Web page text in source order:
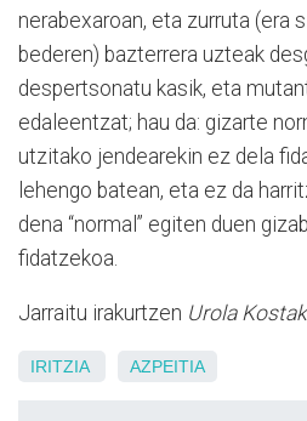
nerabexaroan, eta zurruta (era
bederen) bazterrera uzteak
despertsonatu kasik, eta
edaleentzat; hau da: gizarte
utzitako jendearekin ez dela
lehengo batean, eta ez da
dena “normal” egiten duen
fidatzekoa.
Jarraitu irakurtzen Urola
IRITZIA AZPEITIA